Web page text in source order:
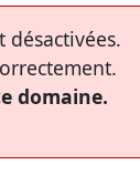
domaine.